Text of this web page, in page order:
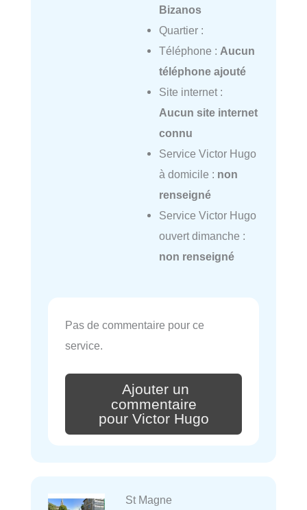
Bizanos
Quartier :
Téléphone : Aucun
téléphone ajouté
Site internet :
Aucun site internet
connu
Service Victor Hugo
à domicile : non
renseigné
Service Victor Hugo
ouvert dimanche :
non renseigné
Pas de commentaire pour ce
service.
Ajouter un
commentaire
pour Victor Hugo
St Magne